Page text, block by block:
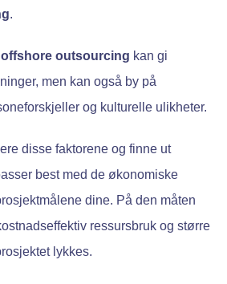
.
offshore outsourcing kan gi
men kan også by på
og kulturelle ulikheter.
disse faktorene og finne ut
best med de økonomiske
dine. På den måten
ressursbruk og større
lykkes.